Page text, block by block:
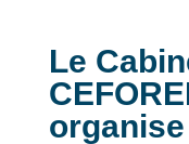
Le